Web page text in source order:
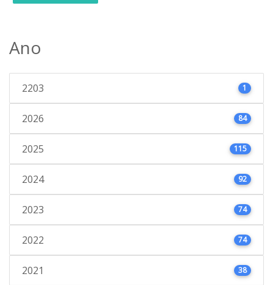
Ano
2203 1
2026 84
2025 115
2024 92
2023 74
2022 74
2021 38